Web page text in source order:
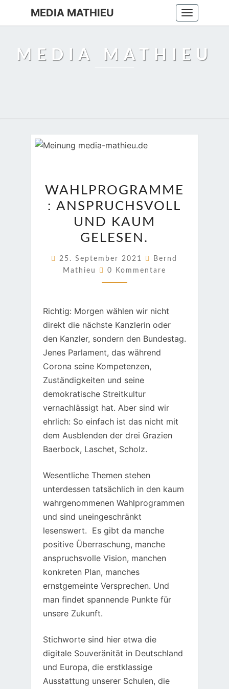
Toggle
navigation
MEDIA MATHIEU
MEDIA MATHIEU
ANSPRUCHSVOLL
UND
KAUM
GELESEN.
WAHLPROGRAMME
: ANSPRUCHSVOLL
UND KAUM
GELESEN.
25. September 2021
Bernd
Mathieu
Kommentare
0 Kommentare
Richtig: Morgen wählen wir nicht
direkt die nächste Kanzlerin oder
den Kanzler, sondern den Bundestag.
Jenes Parlament, das während
Corona seine Kompetenzen,
Zuständigkeiten und seine
demokratische Streitkultur
vernachlässigt hat. Aber sind wir
ehrlich: So einfach ist das nicht mit
dem Ausblenden der drei Grazien
Baerbock, Laschet, Scholz.
Wesentliche Themen stehen
unterdessen tatsächlich in den kaum
wahrgenommenen Wahlprogrammen
und sind uneingeschränkt
lesenswert. Es gibt da manche
positive Überraschung, manche
anspruchsvolle Vision, manchen
konkreten Plan, manches
ernstgemeinte Versprechen. Und
man findet spannende Punkte für
unsere Zukunft.
Stichworte sind hier etwa die
digitale Souveränität in Deutschland
und Europa, die erstklassige
Ausstattung unserer Schulen, die